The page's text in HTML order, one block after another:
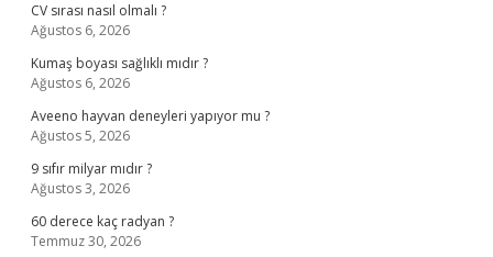
CV sırası nasıl olmalı ?
Ağustos 6, 2026
Kumaş boyası sağlıklı mıdır ?
Ağustos 6, 2026
Aveeno hayvan deneyleri yapıyor mu ?
Ağustos 5, 2026
9 sıfır milyar mıdır ?
Ağustos 3, 2026
60 derece kaç radyan ?
Temmuz 30, 2026